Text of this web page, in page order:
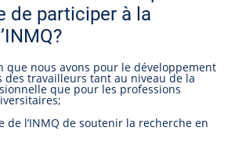
de participer à la
que nous avons pour le développement
des travailleurs tant au niveau de la
que pour les professions
de l’INMQ de soutenir la recherche en